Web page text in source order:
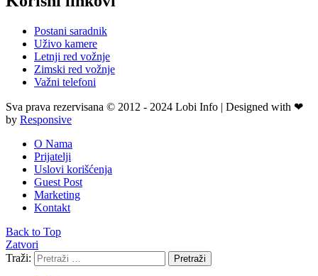
Postani saradnik
Uživo kamere
Letnji red vožnje
Zimski red vožnje
Važni telefoni
Sva prava rezervisana © 2012 - 2024 Lobi Info | Designed with ❤
by Responsive
O Nama
Prijatelji
Uslovi korišćenja
Guest Post
Marketing
Kontakt
Back to Top
Zatvori
Traži:
Pretraži